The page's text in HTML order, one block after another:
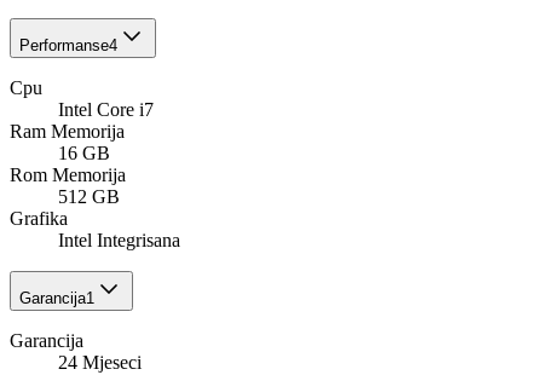
Performanse4
Cpu
Intel Core i7
Ram Memorija
16 GB
Rom Memorija
512 GB
Grafika
Intel Integrisana
Garancija1
Garancija
24 Mjeseci